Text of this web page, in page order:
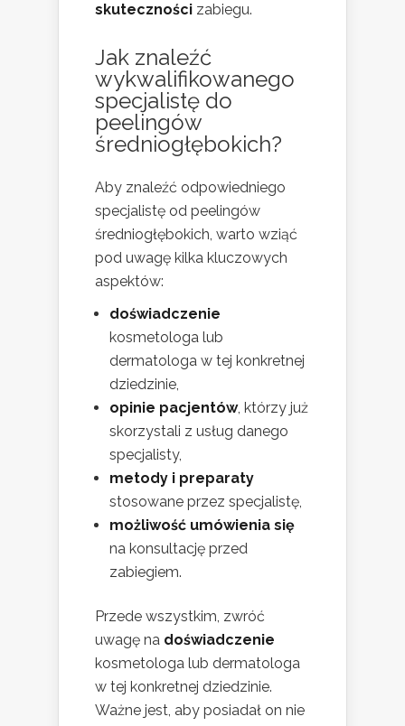
skuteczności zabiegu.
Jak znaleźć
wykwalifikowanego
specjalistę do
peelingów
średniogłębokich?
Aby znaleźć odpowiedniego
specjalistę od peelingów
średniogłębokich, warto wziąć
pod uwagę kilka kluczowych
aspektów:
doświadczenie
kosmetologa lub
dermatologa w tej konkretnej
dziedzinie,
opinie pacjentów, którzy już
skorzystali z usług danego
specjalisty,
metody i preparaty
stosowane przez specjalistę,
możliwość umówienia się
na konsultację przed
zabiegiem.
Przede wszystkim, zwróć
uwagę na doświadczenie
kosmetologa lub dermatologa
w tej konkretnej dziedzinie.
Ważne jest, aby posiadał on nie